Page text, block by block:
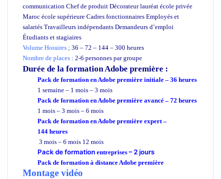
communication Chef de produit Décorateur lauréat école privée
Maroc école supérieure Cadres fonctionnaires Employés et
salariés Travailleurs indépendants Demandeurs d’emploi
Étudiants et stagiaires
Volume Horaires ; 36 – 72 – 144 – 300 heures
Nombre de places : 2-6 personnes par groupe
Durée de la formationAdobe première :
Pack de formation en Adobe première initiale – 36 heures
1 semaine – 1 mois – 3 mois
Pack de formation en Adobe première avancé – 72 heures
1 mois – 3 mois – 6 mois
Pack de formation en Adobe première expert –
144 heures
3 mois – 6 mois 12 mois
Pack de formation entreprises – 2 jours
Pack de formation à distance Adobe première
Montage vidéo